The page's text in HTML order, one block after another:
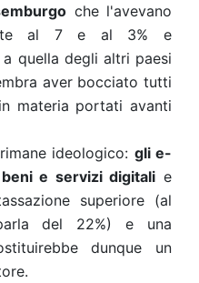
che l'avevano
al 7 e al 3% e
quella degli altri paesi
aver bocciato tutti
materia portati avanti
ideologico: gli e-
e servizi digitali e
superiore (al
del 22%) e una
dunque un